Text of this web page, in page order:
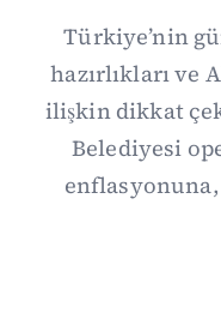
Türkiye’nin
hazırlıkları ve
ilişkin dikkat
Belediyesi